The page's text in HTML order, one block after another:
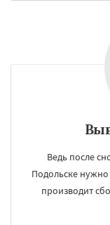
Ведь после
Подольске
производит